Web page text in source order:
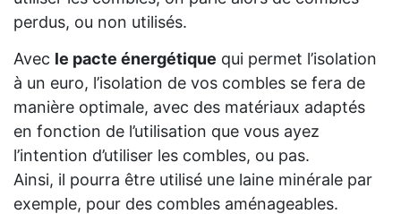
perdus, ou non utilisés.
Avec le pacte énergétique qui permet l’isolation
à un euro, l’isolation de vos combles se fera de
manière optimale, avec des matériaux adaptés
en fonction de l’utilisation que vous ayez
l’intention d’utiliser les combles, ou pas.
Ainsi, il pourra être utilisé une laine minérale par
exemple, pour des combles aménageables.